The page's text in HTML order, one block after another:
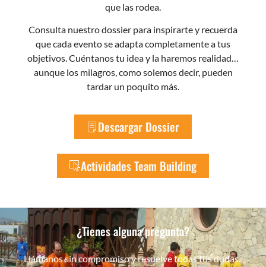
que las rodea.
Consulta nuestro dossier para inspirarte y recuerda
que cada evento se adapta completamente a tus
objetivos. Cuéntanos tu idea y la haremos realidad…
aunque los milagros, como solemos decir, pueden
tardar un poquito más.
Descargar Dossier
Actividades Team Building
¿Tienes alguna pregunta?
Llámanos sin compromiso y resuelve todas tus dudas.